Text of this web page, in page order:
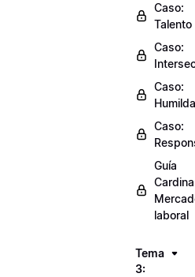
Caso:
Talento
Caso:
Caso:
Caso:
Guía
laboral
Tema
3: